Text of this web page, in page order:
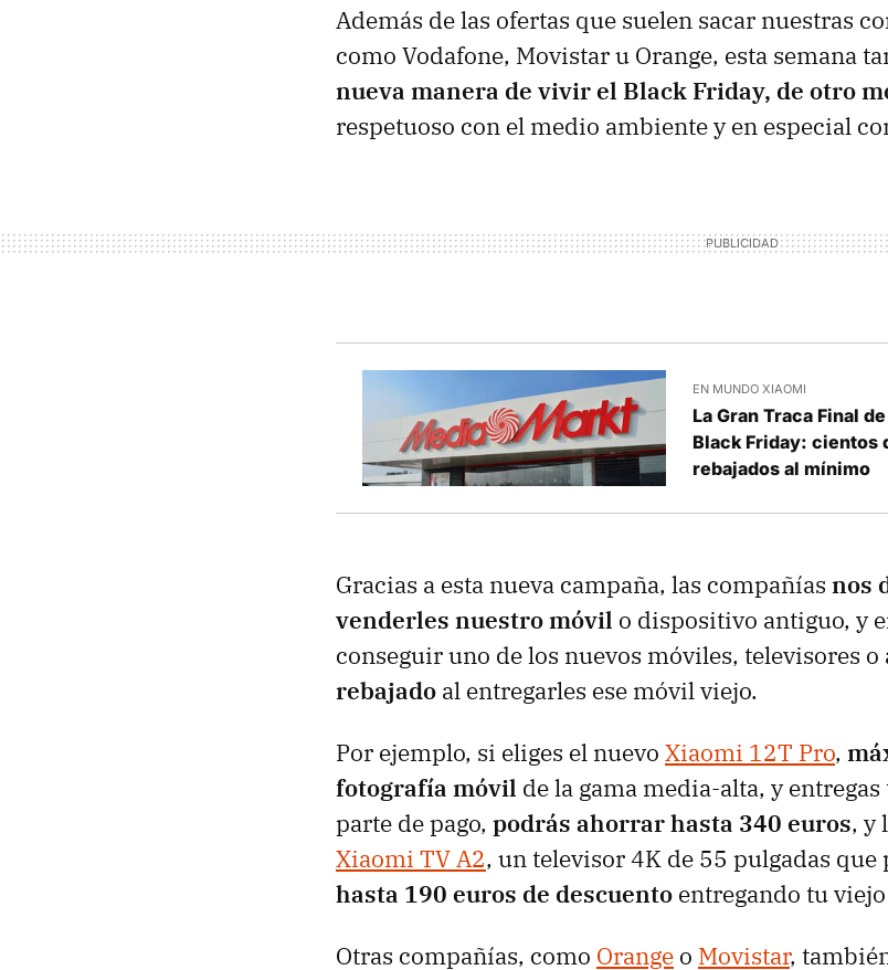
Además de las ofertas que suelen sacar nuestras
como Vodafone, Movistar u Orange, esta semana
nueva manera de vivir el Black Friday, de otro
respetuoso con el medio ambiente y en especial
EN MUNDO XIAOMI
La Gran Traca Final
Black Friday: cientos
rebajados al mínimo
Gracias a esta nueva campaña, las compañías nos
venderles nuestro móvil o dispositivo antiguo, y
conseguir uno de los nuevos móviles, televisores o
rebajado al entregarles ese móvil viejo.
Por ejemplo, si eliges el nuevo Xiaomi 12T Pro,
fotografía móvil de la gama media-alta, y
parte de pago, podrás ahorrar hasta 340 euros, y
Xiaomi TV A2, un televisor 4K de 55 pulgadas
hasta 190 euros de descuento entregando tu
Otras compañías, como Orange o Movistar,